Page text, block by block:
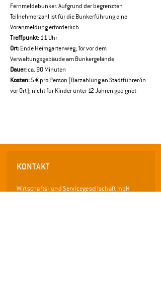
Fernmeldebunker. Aufgrund der begrenzten
Teilnehmerzahl ist für die Bunkerführung eine
Voranmeldung erforderlich.
Treffpunkt: 11 Uhr
Ort: Ende Heimgartenweg, Tor vor dem
Verwaltungsgebäude am Bunkergelände
Dauer: ca. 90 Minuten
Kosten: 5 € pro Person (Barzahlung an Stadtführer/in
vor Ort); nicht für Kinder unter 12 Jahren geeignet
KONTAKT
Wirtschafts- und Servicegesellschaft mbH